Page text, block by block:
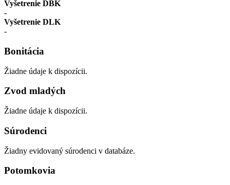
Vyšetrenie DBK
-
Vyšetrenie DLK
-
Bonitácia
Žiadne údaje k dispozícii.
Zvod mladých
Žiadne údaje k dispozícii.
Súrodenci
Žiadny evidovaný súrodenci v databáze.
Potomkovia